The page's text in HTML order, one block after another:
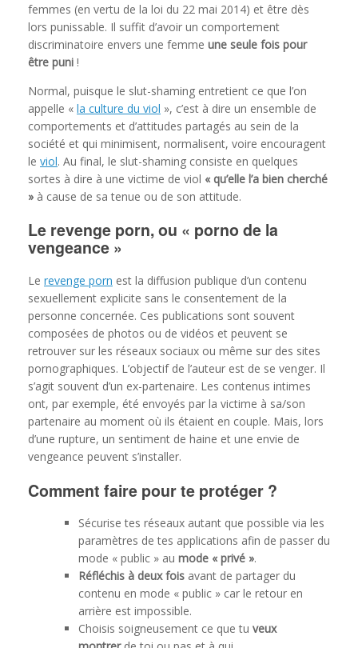
femmes (en vertu de la loi du 22 mai 2014) et être dès
lors punissable. Il suffit d’avoir un comportement
discriminatoire envers une femme une seule fois pour
être puni !
Normal, puisque le slut-shaming entretient ce que l’on
appelle « la culture du viol », c’est à dire un ensemble de
comportements et d’attitudes partagés au sein de la
société et qui minimisent, normalisent, voire encouragent
le viol. Au final, le slut-shaming consiste en quelques
sortes à dire à une victime de viol « qu’elle l’a bien cherché
» à cause de sa tenue ou de son attitude.
Le revenge porn, ou « porno de la
vengeance »
Le revenge porn est la diffusion publique d’un contenu
sexuellement explicite sans le consentement de la
personne concernée. Ces publications sont souvent
composées de photos ou de vidéos et peuvent se
retrouver sur les réseaux sociaux ou même sur des sites
pornographiques. L’objectif de l’auteur est de se venger. Il
s’agit souvent d’un ex-partenaire. Les contenus intimes
ont, par exemple, été envoyés par la victime à sa/son
partenaire au moment où ils étaient en couple. Mais, lors
d’une rupture, un sentiment de haine et une envie de
vengeance peuvent s’installer.
Comment faire pour te protéger ?
Sécurise tes réseaux autant que possible via les
paramètres de tes applications afin de passer du
mode « public » au mode « privé ».
Réfléchis à deux fois avant de partager du
contenu en mode « public » car le retour en
arrière est impossible.
Choisis soigneusement ce que tu veux